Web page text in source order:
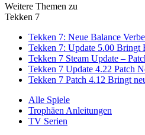
Weitere Themen zu
Tekken 7
Tekken 7: Neue Balance
Tekken 7: Update 5.00 Bringt
Tekken 7 Steam Update –
Tekken 7 Update 4.22 Patch
Tekken 7 Patch 4.12 Bringt
Alle Spiele
Trophäen Anleitungen
TV Serien